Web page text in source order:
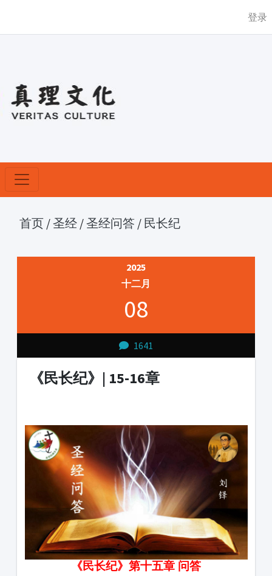
登录
首页 /圣经 /圣经问答 / 民长纪
2025
十二月
08
1641
《民长纪》| 15-16章
《民长纪》第十五章 问答